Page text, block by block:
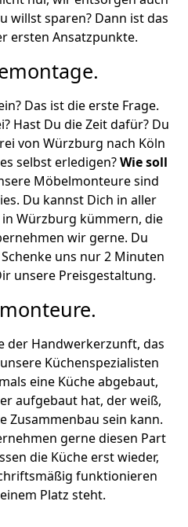
willst sparen? Dann ist das
ersten Ansatzpunkte.
Das ist die erste Frage.
Hast Du die Zeit dafür? Du
von Würzburg nach Köln
selbst erledigen?Wie soll
Möbelmonteure sind
Du kannst Dich in aller
Würzburg kümmern, die
wir gerne. Du
uns nur 2 Minuten
unsere Preisgestaltung.
der Handwerkerzunft, das
Küchenspezialisten
eine Küche abgebaut,
aufgebaut hat, der weiß,
Zusammenbau sein kann.
gerne diesen Part
die Küche erst wieder,
funktionieren
Platz steht.